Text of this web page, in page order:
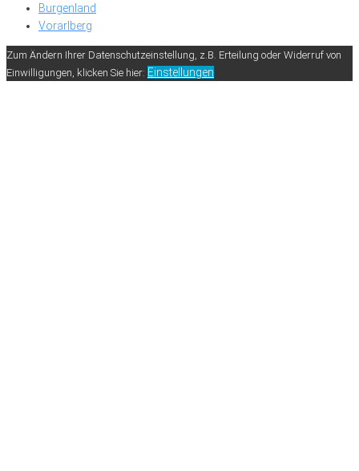
Burgenland
Vorarlberg
Zum Ändern Ihrer Datenschutzeinstellung, z.B. Erteilung oder Widerruf von
Einwilligungen, klicken Sie hier: Einstellungen